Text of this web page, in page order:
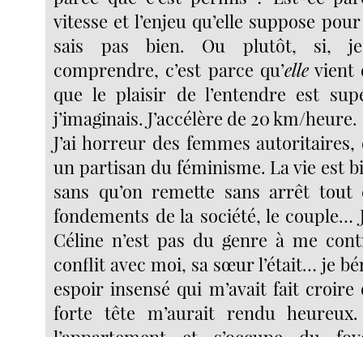
vitesse et l’enjeu qu’elle suppose
sais pas bien. Ou plutôt, si,
comprendre, c’est parce qu’ellevient
que le plaisir de l’entendre est
j’imaginais. J’accélère de 20 km/heure.
J’ai horreur des femmes
un partisan du féminisme. La vie est
sans qu’on remette sans arrêt tout
fondements de la société, le couple…
Céline n’est pas du genre à me
conflit avec moi, sa sœur l’était… je
espoir insensé qui m’avait fait croire
forte tête m’aurait rendu